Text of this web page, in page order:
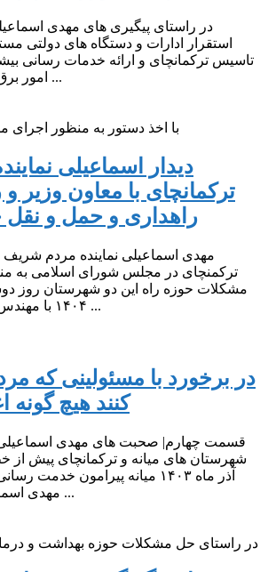
در راستای پیگیری های مهدی
استقرار ادارات و دستگاه های دولتی
تاسیس ترکمانچای و ارائه خدمات رسانی
امور برق ترکمانچای، این بار با ...
با اخذ دستور به منظور اجرای
دیدار اسماعیلی
ترکمانچای با معاون وزیر
راهداری و حمل و نقل
مهدی اسماعیلی نماینده مردم
ترکمنچای در مجلس شورای اسلامی به
۱۴۰۴ با مهندس اکبری معاون وزیر و ...
در برخورد با مسئولینی که
کنند هیچ گونه
قسمت چهارم| صحبت های مهدی اسماعیلی
آذر ماه ۱۴۰۳ میانه پیرامون
مهدی اسماعیلی با تاکید بر وفاق ...
در راستای حل مشکلات حوزه بهداشت و